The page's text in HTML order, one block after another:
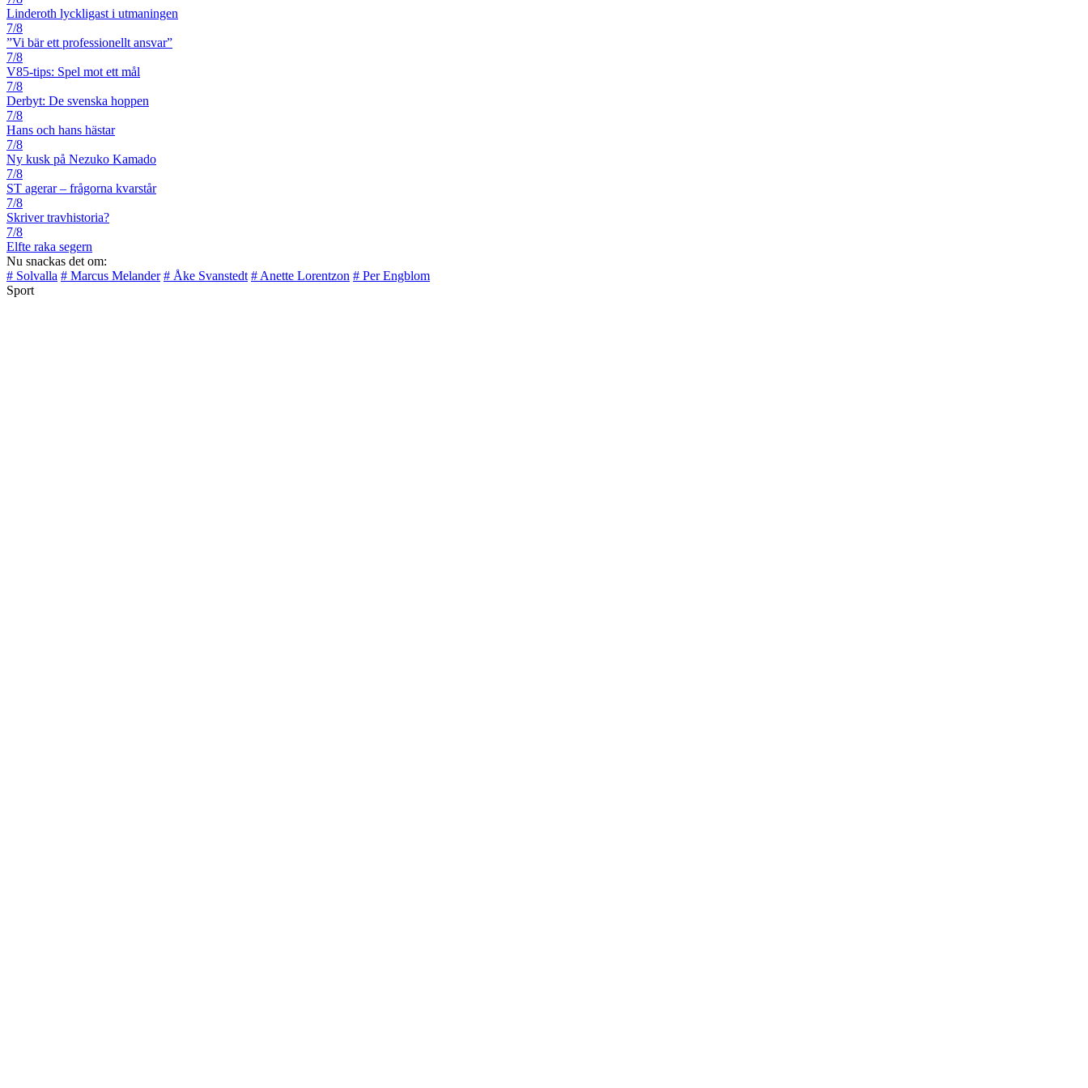
Linderoth lyckligast i utmaningen
7/8
”Vi bär ett professionellt ansvar”
7/8
V85-tips: Spel mot ett mål
7/8
Derbyt: De svenska hoppen
7/8
Hans och hans hästar
7/8
Ny kusk på Nezuko Kamado
7/8
ST agerar – frågorna kvarstår
7/8
Skriver travhistoria?
7/8
Elfte raka segern
Nu snackas det om:
# Solvalla # Marcus Melander # Åke Svanstedt # Anette Lorentzon # Per Engblom
Sport